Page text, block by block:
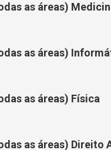
as áreas)
as áreas)
as áreas) Física
as áreas) Direito